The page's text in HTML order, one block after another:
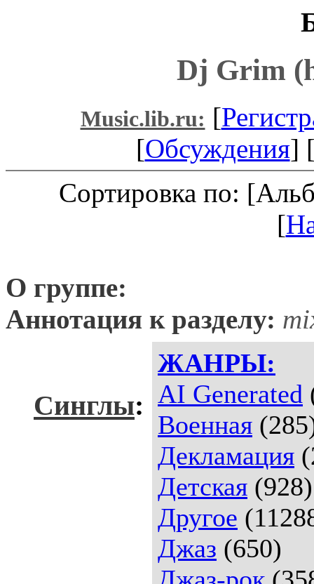
Dj Grim
Music.lib.ru: [
[Обсуждения]
Сортировка по:
[
О группе:
Аннотация к разделу:
ЖАНРЫ:
AI Generated
Военная
Декламация
Детская (928)
Другое
Джаз (650)
Синглы: